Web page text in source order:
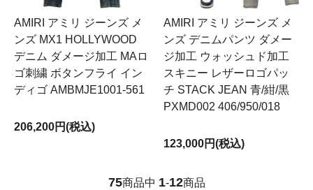
AMIRI アミリ ジーンズ メ
ンズ MX1 HOLLYWOOD
デニム ダメージ加工 MAロ
ゴ刺繍 ボタンフライ イン
ディゴ AMBMJE1001-561
206,200円(税込)
AMIRI アミリ ジーンズ メ
ンズ デニムパンツ ダメー
ジ加工 ウォッシュド加工
スキニー レザーロゴパッ
チ STACK JEAN 青/紺/黒
PXMD002 406/950/018
123,000円(税込)
75商品中 1-12商品